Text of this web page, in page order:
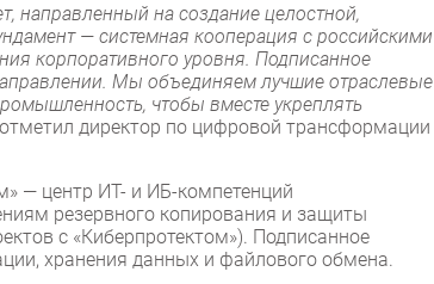
направленный на создание целостной,
— системная кооперация с российскими
корпоративного уровня. Подписанное
Мы объединяем лучшие отраслевые
чтобы вместе укреплять
директор по цифровой трансформации
— центр ИТ- и ИБ-компетенций
резервного копирования и защиты
с «Киберпротектом»). Подписанное
хранения данных и файлового обмена.